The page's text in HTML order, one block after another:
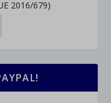
2016/679)